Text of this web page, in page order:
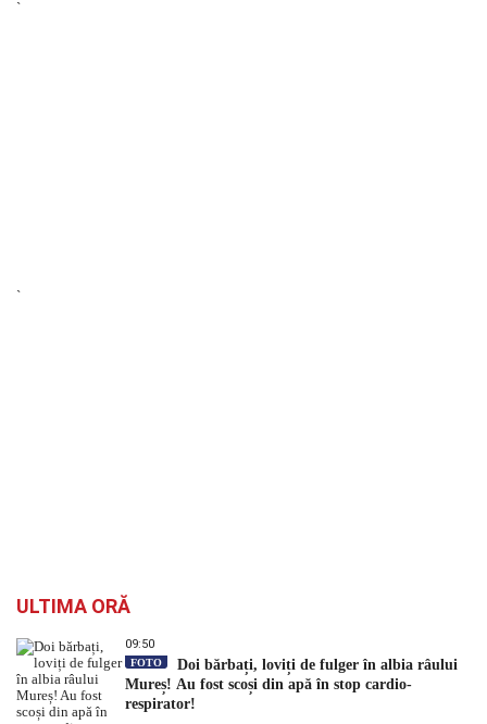
`
`
ULTIMA ORĂ
09:50
FOTO
Doi bărbați, loviți de fulger în albia râului
Mureș! Au fost scoși din apă în stop cardio-
respirator!